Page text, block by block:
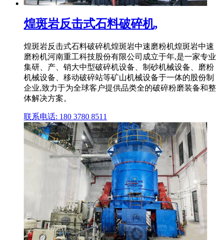
煌斑岩反击式石料破碎机,
煌斑岩反击式石料破碎机煌斑岩中速磨粉机煌斑岩中速
磨粉机河南重工科技股份有限公司成立于年,是一家专业
集研、产、销大中型破碎机设备、制砂机械设备、磨粉
机械设备、移动破碎站等矿山机械设备于一体的股份制
企业,致力于为全球客户提供品类全的破碎粉磨装备和整
体解决方案。
联系电话: 180 3780 8511